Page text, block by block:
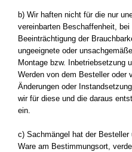
b) Wir haften nicht für die nur
vereinbarten Beschaffenheit, bei
Beeinträchtigung der
ungeeignete oder
Montage bzw. Inbetriebsetzung
Werden von dem Besteller oder
Änderungen oder
wir für diese und die daraus
ein.
c) Sachmängel hat der
Ware am Bestimmungsort,